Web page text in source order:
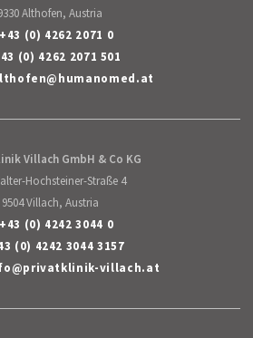
Althofen, Austria
+43 (0) 4262 2071 0
(0) 4262 2071 501
@humanomed.at
Villach GmbH & Co KG
Hochsteiner-Straße 4
9504 Villach, Austria
+43 (0) 4242 3044 0
(0) 4242 3044 3157
@privatklinik-villach.at